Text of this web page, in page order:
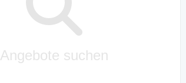
Angebote suchen